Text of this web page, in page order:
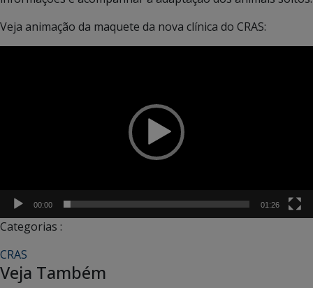
Veja animação da maquete da nova clínica do CRAS:
00:00 01:26
Categorias :
CRAS
Veja Também